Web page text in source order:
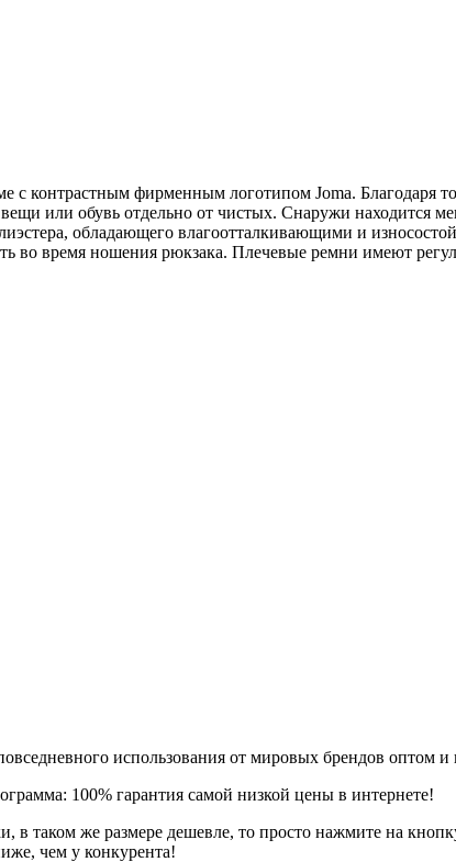
контрастным фирменным логотипом Joma. Благодаря
или обувь отдельно от чистых. Снаружи находится
обладающего влагоотталкивающими и
во время ношения рюкзака. Плечевые ремни имеют
использования от мировых брендов оптом и
100% гарантия самой низкой цены в интернете!
таком же размере дешевле, то просто нажмите на
чем у конкурента!